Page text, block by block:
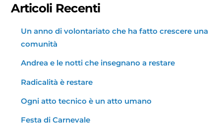
Articoli Recenti
Un anno di volontariato che ha fatto crescere una
comunità
Andrea e le notti che insegnano a restare
Radicalità è restare
Ogni atto tecnico è un atto umano
Festa di Carnevale